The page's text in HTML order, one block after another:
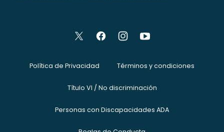
Política de Privacidad Términos y condiciones
Título VI / No discriminación
Personas con Discapacidades ADA